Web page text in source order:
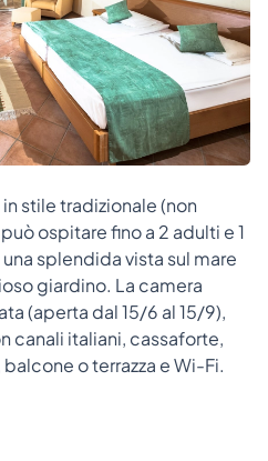
stile tradizionale (non
ospitare fino a 2 adulti e 1
splendida vista sul mare
giardino. La camera
(aperta dal 15/6 al 15/9),
canali italiani, cassaforte,
o terrazza e Wi-Fi.